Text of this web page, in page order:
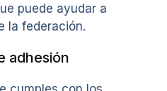
puede ayudar a
la federación.
adhesión